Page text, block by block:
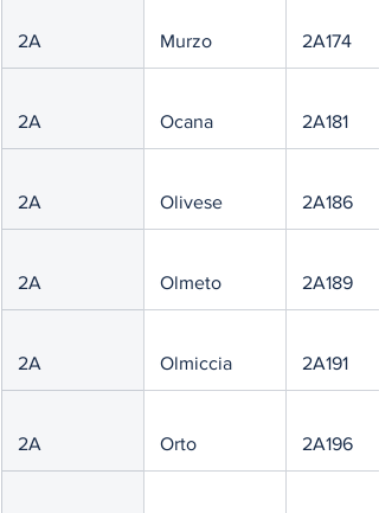
2A Murzo 2A174
2A Ocana 2A181
2A Olivese 2A186
2A Olmeto 2A189
2A Olmiccia 2A191
2A Orto 2A196